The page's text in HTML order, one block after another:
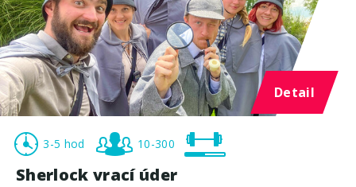
Detail
3-5 hod 10-300
Sherlock vrací úder